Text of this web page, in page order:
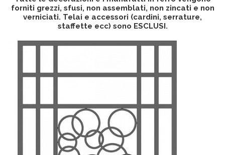
forniti grezzi, sfusi, non assemblati, non zincati e non
verniciati. Telai e accessori (cardini, serrature,
staffette ecc) sono ESCLUSI.